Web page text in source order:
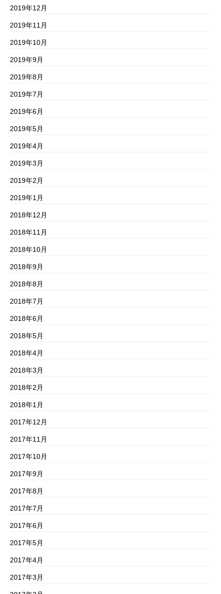
2019年12月
2019年11月
2019年10月
2019年9月
2019年8月
2019年7月
2019年6月
2019年5月
2019年4月
2019年3月
2019年2月
2019年1月
2018年12月
2018年11月
2018年10月
2018年9月
2018年8月
2018年7月
2018年6月
2018年5月
2018年4月
2018年3月
2018年2月
2018年1月
2017年12月
2017年11月
2017年10月
2017年9月
2017年8月
2017年7月
2017年6月
2017年5月
2017年4月
2017年3月